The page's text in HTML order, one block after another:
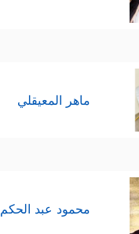
ماهر المعيقلي
محمود عبد الحكم